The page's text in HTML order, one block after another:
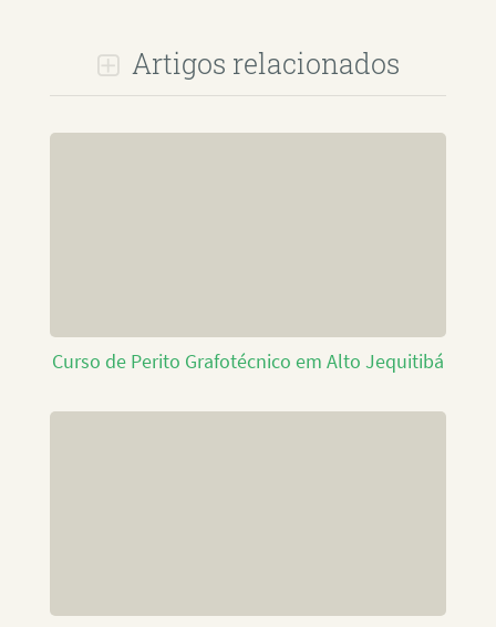
Artigos relacionados
Curso de Perito Grafotécnico em Alto Jequitibá